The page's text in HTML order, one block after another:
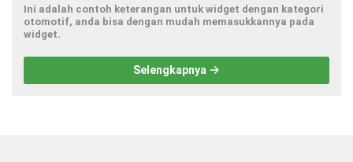
Ini adalah contoh keterangan untuk widget dengan kategori
otomotif, anda bisa dengan mudah memasukkannya pada
widget.
Selengkapnya